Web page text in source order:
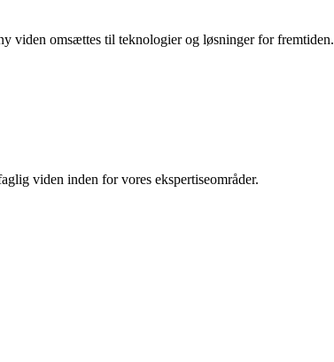
viden omsættes til teknologier og løsninger for fremtiden.
viden inden for vores ekspertiseområder.